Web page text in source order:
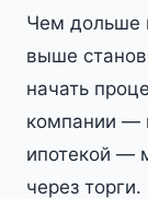
Чем дольше
выше
начать
компании —
ипотекой —
через